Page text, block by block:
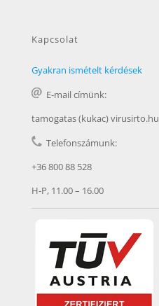
Kapcsolat
Gyakran ismételt kérdések
E-mail címünk:
tamogatas (kukac) virusirto.hu
Telefonszámunk:
+36 800 88 528
H-P, 11.00 – 16.00